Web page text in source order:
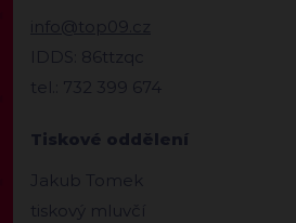
info@top09.cz
IDDS: 86ttzqc
tel.: 732 399 674
Tiskové oddělení
Jakub Tomek
tiskový mluvčí